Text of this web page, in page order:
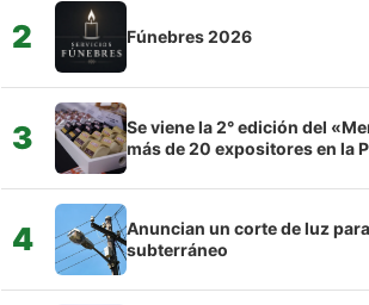
2 Fúnebres 2026
3
Se viene la 2° edición del
más de 20 expositores en la
4
Anuncian un corte de luz
subterráneo